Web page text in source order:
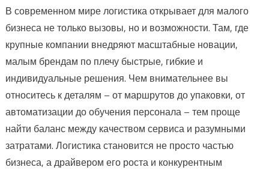
В современном мире логистика открывает для малого
бизнеса не только вызовы, но и возможности. Там, где
крупные компании внедряют масштабные новации,
малым брендам по плечу быстрые, гибкие и
индивидуальные решения. Чем внимательнее вы
относитесь к деталям – от маршрутов до упаковки, от
автоматизации до обучения персонала – тем проще
найти баланс между качеством сервиса и разумными
затратами. Логистика становится не просто частью
бизнеса, а драйвером его роста и конкурентным